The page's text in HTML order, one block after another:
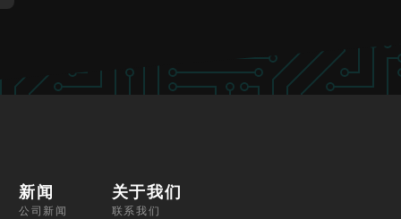
新闻
公司新闻
关于我们
联系我们